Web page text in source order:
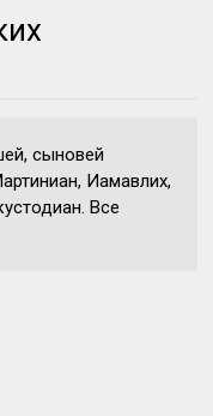
сыновей
Иамавлих,
Все